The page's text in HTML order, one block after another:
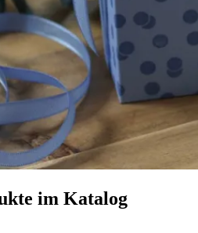
im Katalog